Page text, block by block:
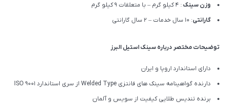
وزن سینک: 4 کیلو گرم – با متعلقات 9 کیلو گرم
گارانتی: 10 سال خدمات – 2 سال گارانتی
توضیحات مختصر درباره سینک استیل البرز
دارای استاندارد اروپا و ایران
دارنده گواهینامه سینک های فانتزی Welded Type از سری استاندارد ISO 9001
برنده تندیس طلایی کیفیت از سویس و آلمان